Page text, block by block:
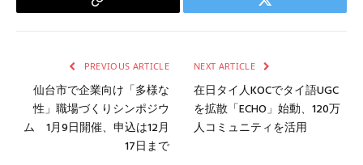
Copy
Twitter
PREVIOUS ARTICLE
仙台市で企業向け「多様な
性」職場づくりシンポジウ
ム 1月9日開催、申込は12月
17日まで
NEXT ARTICLE
在日タイ人KOCでタイ語UGC
を拡散「ECHO」始動、120万
人コミュニティを活用